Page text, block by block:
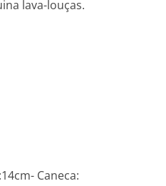
lava-louças.
Caneca: